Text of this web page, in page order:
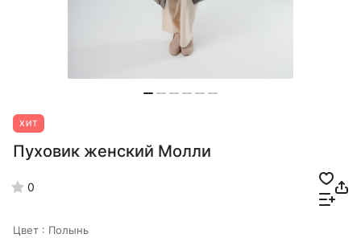
ХИТ
Пуховик женский Молли
0
Цвет : Полынь